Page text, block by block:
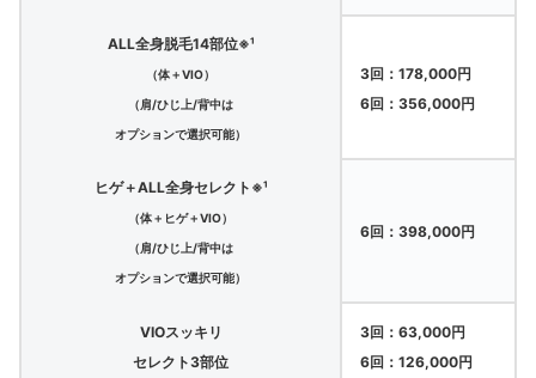
ALL全身脱毛14部位※¹
（体＋VIO）
（肩/ひじ上/背中は
オプションで選択可能）
3回：178,000円
6回：356,000円
ヒゲ＋ALL全身セレクト※¹
（体＋ヒゲ＋VIO）
（肩/ひじ上/背中は
オプションで選択可能）
6回：398,000円
VIOスッキリ
セレクト3部位
3回：63,000円
6回：126,000円